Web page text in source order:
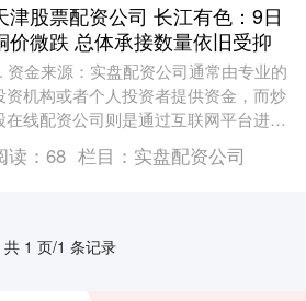
津股票配资公司 长江有色：9日
价微跌 总体承接数量依旧受抑
资金来源：实盘配资公司通常由专业的
资机构或者个人投资者提供资金，而炒
在线配资公司则是通过互联网平台进行
金募集，由多个投资者共同参与。 热点
目 自选....
读： 68 栏目： 实盘配资公司
共 1 页/1 条记录